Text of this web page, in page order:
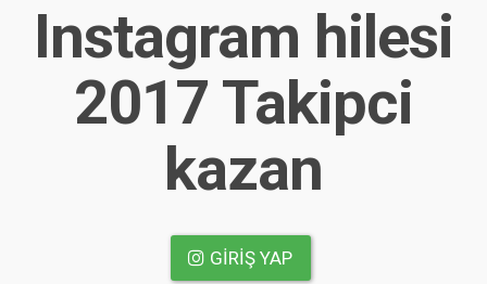
Instagram hilesi
2017 Takipci
kazan
GIRIŞ YAP